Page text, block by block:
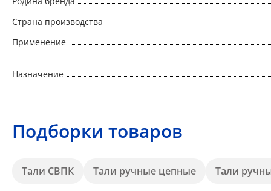
Страна производства
Применение
Назначение
Подборки товаров
Тали СВПК Тали ручные цепные Тали